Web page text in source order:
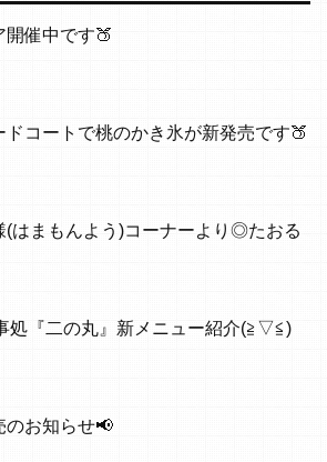
開催中です🍑
ドコートで桃のかき氷が新発売です🍑
はまもんよう)コーナーより◎たおる
処『二の丸』新メニュー紹介(≧▽≦)
のお知らせ📢